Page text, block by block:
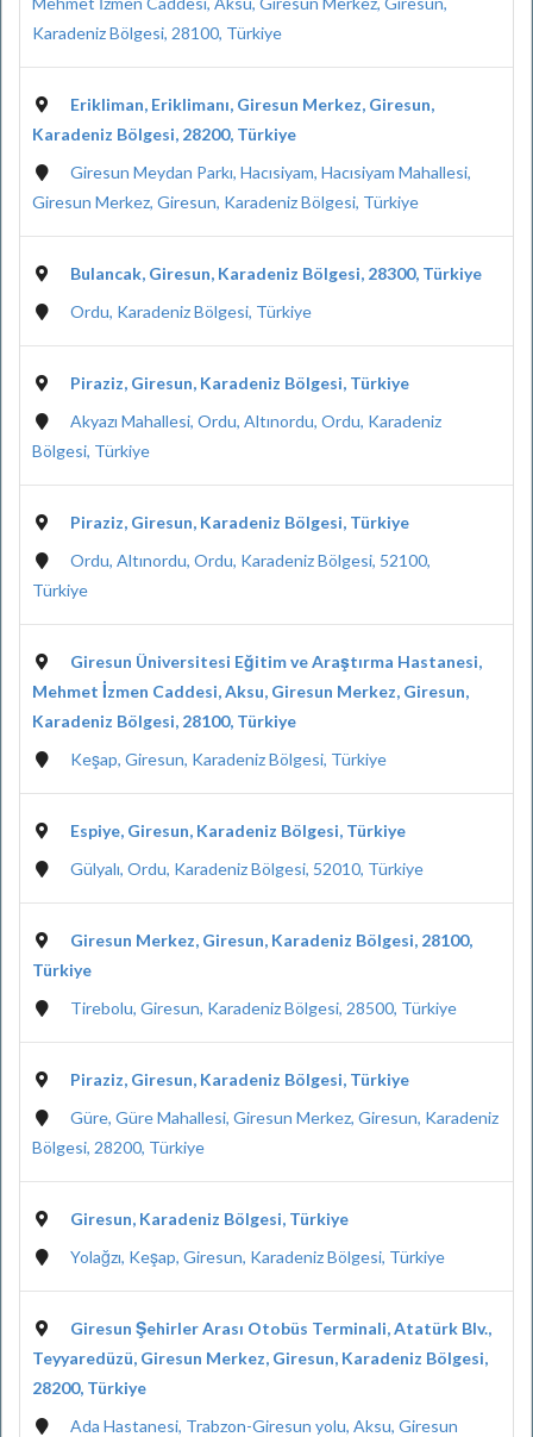
Karadeniz Bölgesi, 28100, Türkiye
Erikliman, Eriklimanı, Giresun Merkez, Giresun,
Karadeniz Bölgesi, 28200, Türkiye
Giresun Meydan Parkı, Hacısiyam, Hacısiyam Mahallesi,
Giresun Merkez, Giresun, Karadeniz Bölgesi, Türkiye
Bulancak, Giresun, Karadeniz Bölgesi, 28300, Türkiye
Ordu, Karadeniz Bölgesi, Türkiye
Piraziz, Giresun, Karadeniz Bölgesi, Türkiye
Akyazı Mahallesi, Ordu, Altınordu, Ordu, Karadeniz
Bölgesi, Türkiye
Piraziz, Giresun, Karadeniz Bölgesi, Türkiye
Ordu, Altınordu, Ordu, Karadeniz Bölgesi, 52100,
Türkiye
Giresun Üniversitesi Eğitim ve Araştırma Hastanesi,
Mehmet İzmen Caddesi, Aksu, Giresun Merkez, Giresun,
Karadeniz Bölgesi, 28100, Türkiye
Keşap, Giresun, Karadeniz Bölgesi, Türkiye
Espiye, Giresun, Karadeniz Bölgesi, Türkiye
Gülyalı, Ordu, Karadeniz Bölgesi, 52010, Türkiye
Giresun Merkez, Giresun, Karadeniz Bölgesi, 28100,
Türkiye
Tirebolu, Giresun, Karadeniz Bölgesi, 28500, Türkiye
Piraziz, Giresun, Karadeniz Bölgesi, Türkiye
Güre, Güre Mahallesi, Giresun Merkez, Giresun, Karadeniz
Bölgesi, 28200, Türkiye
Giresun, Karadeniz Bölgesi, Türkiye
Yolağzı, Keşap, Giresun, Karadeniz Bölgesi, Türkiye
Giresun Şehirler Arası Otobüs Terminali, Atatürk Blv.,
Teyyaredüzü, Giresun Merkez, Giresun, Karadeniz Bölgesi,
28200, Türkiye
Ada Hastanesi, Trabzon-Giresun yolu, Aksu, Giresun